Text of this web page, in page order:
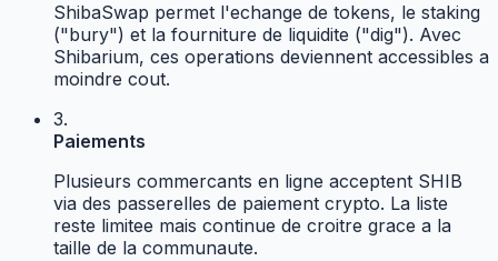
ShibaSwap permet l'echange de tokens, le staking
("bury") et la fourniture de liquidite ("dig"). Avec
Shibarium, ces operations deviennent accessibles a
moindre cout.
3.
Paiements
Plusieurs commercants en ligne acceptent SHIB
via des passerelles de paiement crypto. La liste
reste limitee mais continue de croitre grace a la
taille de la communaute.